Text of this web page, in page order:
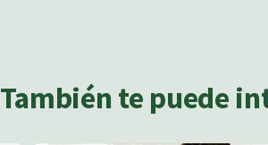
También te puede